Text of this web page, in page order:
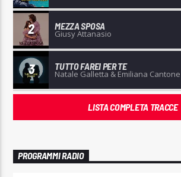
Radio Studio Napoli
2 MEZZA SPOSA
Giusy Attanasio
3 TUTTO FAREI PER TE
Natale Galletta & Emiliana Cantone
LISTA COMPLETA TRACCE
PROGRAMMI RADIO